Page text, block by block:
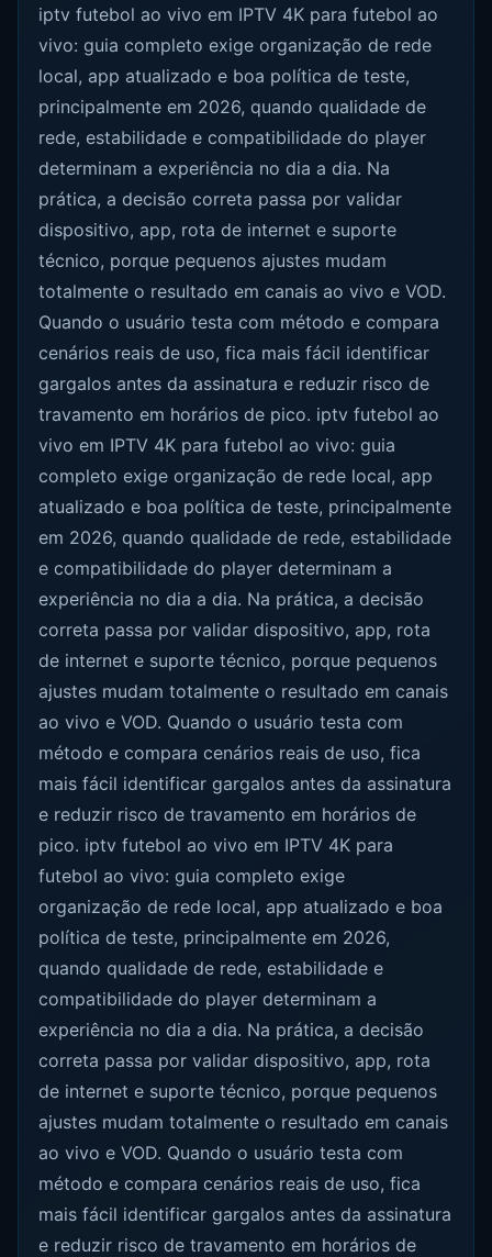
iptv futebol ao vivo em IPTV 4K para futebol ao
vivo: guia completo exige organização de rede
local, app atualizado e boa política de teste,
principalmente em 2026, quando qualidade de
rede, estabilidade e compatibilidade do player
determinam a experiência no dia a dia. Na
prática, a decisão correta passa por validar
dispositivo, app, rota de internet e suporte
técnico, porque pequenos ajustes mudam
totalmente o resultado em canais ao vivo e VOD.
Quando o usuário testa com método e compara
cenários reais de uso, fica mais fácil identificar
gargalos antes da assinatura e reduzir risco de
travamento em horários de pico. iptv futebol ao
vivo em IPTV 4K para futebol ao vivo: guia
completo exige organização de rede local, app
atualizado e boa política de teste, principalmente
em 2026, quando qualidade de rede, estabilidade
e compatibilidade do player determinam a
experiência no dia a dia. Na prática, a decisão
correta passa por validar dispositivo, app, rota
de internet e suporte técnico, porque pequenos
ajustes mudam totalmente o resultado em canais
ao vivo e VOD. Quando o usuário testa com
método e compara cenários reais de uso, fica
mais fácil identificar gargalos antes da assinatura
e reduzir risco de travamento em horários de
pico. iptv futebol ao vivo em IPTV 4K para
futebol ao vivo: guia completo exige
organização de rede local, app atualizado e boa
política de teste, principalmente em 2026,
quando qualidade de rede, estabilidade e
compatibilidade do player determinam a
experiência no dia a dia. Na prática, a decisão
correta passa por validar dispositivo, app, rota
de internet e suporte técnico, porque pequenos
ajustes mudam totalmente o resultado em canais
ao vivo e VOD. Quando o usuário testa com
método e compara cenários reais de uso, fica
mais fácil identificar gargalos antes da assinatura
e reduzir risco de travamento em horários de